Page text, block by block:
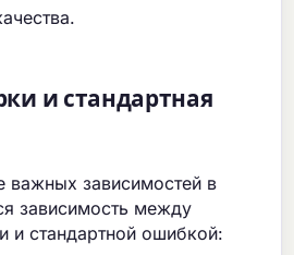
и стандартная
важных зависимостей в
зависимость между
и стандартной ошибкой: